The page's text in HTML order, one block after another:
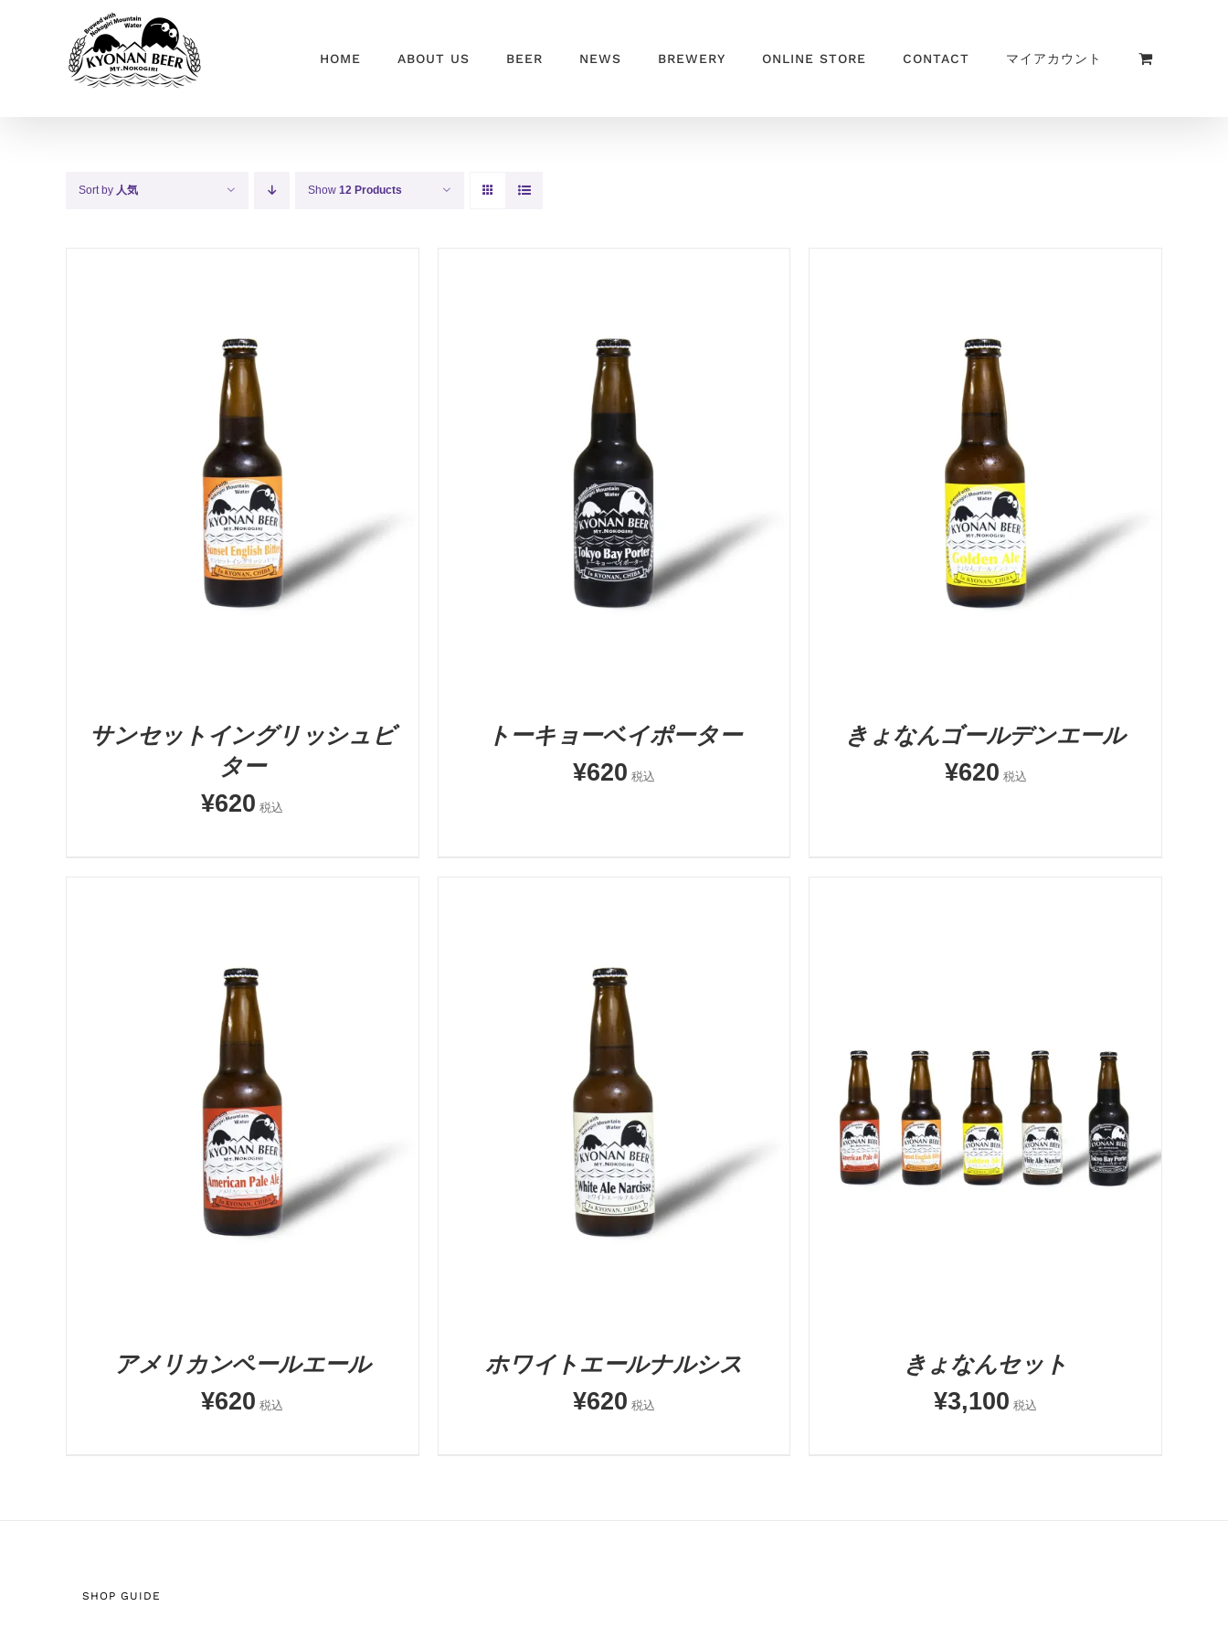
HOME ABOUT US BEER NEWS BREWERY ONLINE STORE CONTACT マイアカウント
Sort by 人気 Show 12 Products
お買い物カゴに追加 QUICK VIEW
サンセットイングリッシュビ
ター
¥620 税込
5段階中
5.00
の評価
お買い物カゴに追加 QUICK VIEW
トーキョーベイポーター
¥620 税込
お買い物カゴに追加 QUICK VIEW
きょなんゴールデンエール
¥620 税込
お買い物カゴに追加 QUICK VIEW
アメリカンペールエール
¥620 税込
お買い物カゴに追加 QUICK VIEW
ホワイトエールナルシス
¥620 税込
お買い物カゴに追加 QUICK VIEW
きょなんセット
¥3,100 税込
SHOP GUIDE